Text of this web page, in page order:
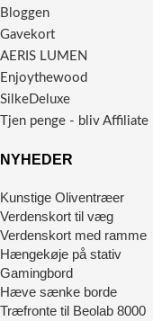
Bloggen
Gavekort
AERIS LUMEN
Enjoythewood
SilkeDeluxe
Tjen penge - bliv Affiliate
NYHEDER
Kunstige Oliventræer
Verdenskort til væg
Verdenskort med ramme
Hængekøje på stativ
Gamingbord
Hæve sænke borde
Træfronte til Beolab 8000